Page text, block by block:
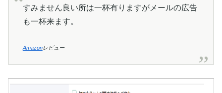
すみません良い所は一杯有りますがメールの広告
も一杯来ます。
Amazonレビュー